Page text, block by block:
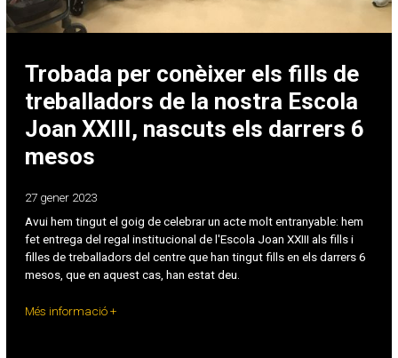
Trobada per conèixer els fills de
treballadors de la nostra Escola
Joan XXIII, nascuts els darrers 6
mesos
27 gener 2023
Avui hem tingut el goig de celebrar un acte molt entranyable: hem
fet entrega del regal institucional de l'Escola Joan XXIII als fills i
filles de treballadors del centre que han tingut fills en els darrers 6
mesos, que en aquest cas, han estat deu.
Més informació +